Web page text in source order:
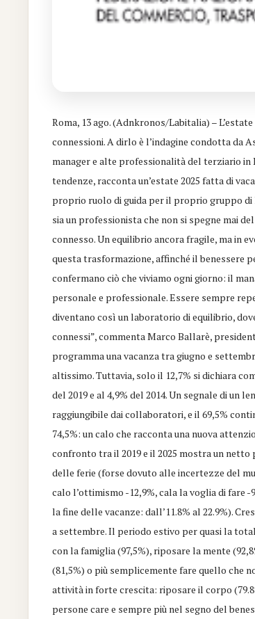
Roma, 13 ago. (Adnkronos/Labitalia) –
connessioni. A dirlo è l’indagine condotta da
manager e alte professionalità del terziario in
tendenze, racconta un’estate 2025 fatta di
proprio ruolo di guida per il proprio gruppo di
sia un professionista che non si spegne mai
connesso. Un equilibrio ancora fragile, ma in
questa trasformazione, affinché il benessere
confermano ciò che viviamo ogni giorno: il
personale e professionale. Essere sempre
diventano così un laboratorio di equilibrio,
connessi”, commenta Marco Ballarè,
programma una vacanza tra giugno e
altissimo. Tuttavia, solo il 12,7% si dichiara
del 2019 e al 4,9% del 2014. Un segnale di un
raggiungibile dai collaboratori, e il 69,5%
74,5%: un calo che racconta una nuova
confronto tra il 2019 e il 2025 mostra un
delle ferie (forse dovuto alle incertezze del
calo l’ottimismo -12,9%, cala la voglia di fare
la fine delle vacanze: dall’11.8% al 22.9%).
a settembre. Il periodo estivo per quasi la
con la famiglia (97,5%), riposare la mente
(81,5%) o più semplicemente fare quello che
attività in forte crescita: riposare il corpo
persone care e sempre più nel segno del